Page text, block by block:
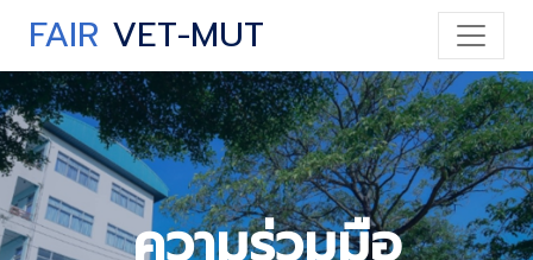
FAIR VET-MUT
ความร่วมมือ